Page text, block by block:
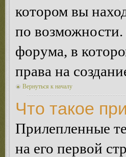
котором вы
по
форума, в
права на
Вернуться к началу
Что такое
Прилепленные
на его первой